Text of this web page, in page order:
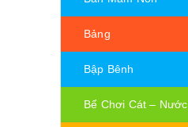
Bảng
Bập Bênh
Bể Chơi Cát – Nước